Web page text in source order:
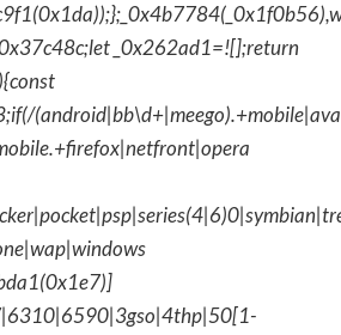
_0x262ad1=![];return